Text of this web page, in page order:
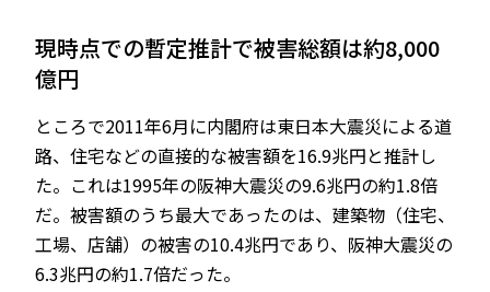
現時点での暫定推計で被害総額は約8,000
億円
ところで2011年6月に内閣府は東日本大震災による道
路、住宅などの直接的な被害額を16.9兆円と推計し
た。これは1995年の阪神大震災の9.6兆円の約1.8倍
だ。被害額のうち最大であったのは、建築物（住宅、
工場、店舗）の被害の10.4兆円であり、阪神大震災の
6.3兆円の約1.7倍だった。